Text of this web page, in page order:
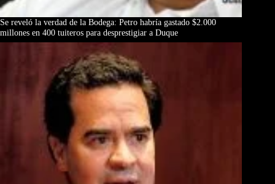
Se reveló la verdad de la Bodega: Petro habría gastado $2.000
millones en 400 tuiteros para desprestigiar a Duque